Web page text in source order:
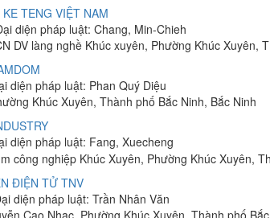
TENG VIỆT NAM
diện pháp luật: Chang, Min-Chieh
DV làng nghề Khúc xuyên, Phường Khúc Xuyên,
diện pháp luật: Phan Quý Diệu
Khúc Xuyên, Thành phố Bắc Ninh, Bắc Ninh
diện pháp luật: Fang, Xuecheng
công nghiệp Khúc Xuyên, Phường Khúc Xuyên,
ĐIỆN TỬ TNV
diện pháp luật: Trần Nhân Văn
Cao Nhạc, Phường Khúc Xuyên, Thành phố